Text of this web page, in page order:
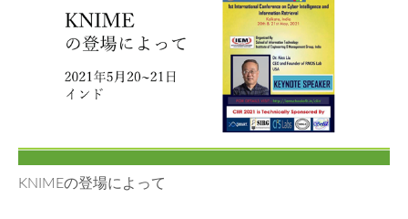
KNIMEの登場によって